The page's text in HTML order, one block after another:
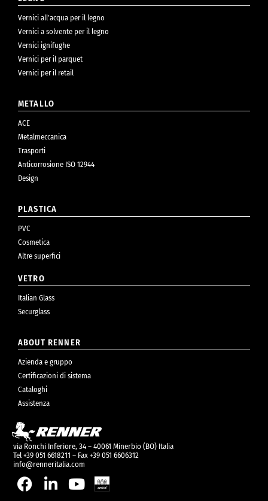
Vernici all’acqua per il legno
Vernici a solvente per il legno
Vernici ignifughe
Vernici per il parquet
Vernici per il retail
METALLO
ACE
Metalmeccanica
Trasporti
Anticorrosione ISO 12944
Design
PLASTICA
PVC
Cosmetica
Altre superfici
VETRO
Italian Glass
Securglass
ABOUT RENNER
Azienda e gruppo
Certificazioni di sistema
Cataloghi
Assistenza
via Ronchi Inferiore, 34 – 40061 Minerbio (BO) Italia
Tel +39 051 6618211 – Fax +39 051 6606312
info@renneritalia.com